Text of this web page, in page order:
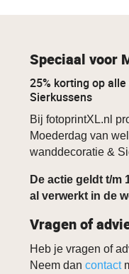
Speciaal voor
25% korting op
Sierkussens
Bij fotoprintXL.nl
Moederdag van
wanddecoratie &
De actie geldt t/m
al verwerkt in de
Vragen of
Heb je vragen of
Neem dancontact